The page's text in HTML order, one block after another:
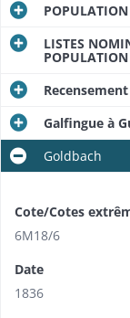
POPULATION
LISTES
POPULATION
Galfingue à
Goldbach
Cote/Cotes
6M18/6
Date
1836